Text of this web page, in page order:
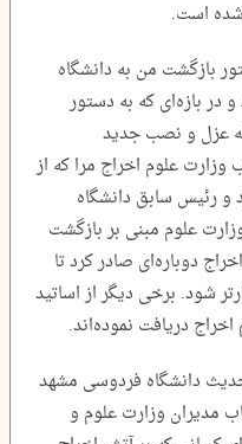
بازگشت من به دانشگاه
در بازه‌ای که به دستور
عزل و نصب جدید
علوم اخراج مرا که از
و رئیس سابق دانشگاه
علوم مبنی بر بازگشت
در شهریور ۱۴۰۳ حکم اخراج دوباره‌ای صادر کرد تا
شود. برخی دیگر از اساتید
دریافت نموده‌اند.
دانشگاه فردوسی مشهد
مدیران وزارت علوم و